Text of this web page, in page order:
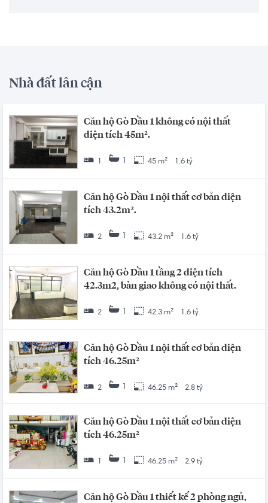
Nhà đất lân cận
Căn hộ Gò Dầu 1 không có nội thất
diện tích 45m².
1 45 m² 1.6 tỷ
Căn hộ Gò Dầu 1 nội thất cơ bản diện
tích 43.2m².
2 1 43.2 m² 1.6 tỷ
Căn hộ Gò Dầu 1 tầng 2 diện tích
42.3m2, bàn giao không có nội thất.
2 1 42.3 m² 1.6 tỷ
Căn hộ Gò Dầu 1 nội thất cơ bản diện
tích 46.25m²
2 1 46.25 m² 2.8 tỷ
Căn hộ Gò Dầu 1 nội thất cơ bản diện
tích 46.25m²
1 46.25 m² 2.9 tỷ
Căn hộ Gò Dầu 1 thiết kế 2 phòng ngủ,